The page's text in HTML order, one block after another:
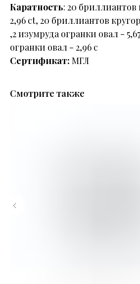
Каратность: 20 бриллиантов
2,96 ct, 20 бриллиантов
,2 изумруда огранки овал -
огранки овал - 2,96 c
Сертификат: МГЛ
Смотрите также